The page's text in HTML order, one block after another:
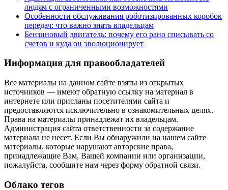
людям с ограниченными возможностями
Особенности обслуживания роботизированных коробок
передач: что важно знать владельцам
Бензиновый двигатель: почему его рано списывать со
счетов и куда он эволюционирует
Информация для правообладателей
Все материалы на данном сайте взяты из открытых
источников — имеют обратную ссылку на материал в
интернете или присланы посетителями сайта и
предоставляются исключительно в ознакомительных целях.
Права на материалы принадлежат их владельцам.
Администрация сайта ответственности за содержание
материала не несет. Если Вы обнаружили на нашем сайте
материалы, которые нарушают авторские права,
принадлежащие Вам, Вашей компании или организации,
пожалуйста, сообщите нам через форму обратной связи.
Облако тегов